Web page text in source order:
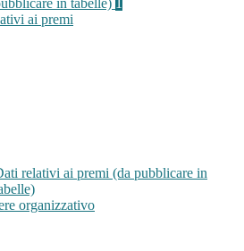
in tabelle)
ai premi
relativi ai premi (da pubblicare in
organizzativo